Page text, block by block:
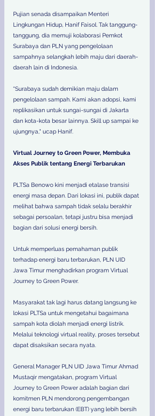
Pujian senada disampaikan Menteri
Lingkungan Hidup, Hanif Faisol. Tak tanggung-
tanggung, dia memuji kolaborasi Pemkot
Surabaya dan PLN yang pengelolaan
sampahnya selangkah lebih maju dari daerah-
daerah lain di Indonesia.
“Surabaya sudah demikian maju dalam
pengelolaan sampah. Kami akan adopsi, kami
replikasikan untuk sungai-sungai di Jakarta
dan kota-kota besar lainnya. Skill up sampai ke
ujungnya," ucap Hanif.
Virtual Journey to Green Power, Membuka
Akses Publik tentang Energi Terbarukan
PLTSa Benowo kini menjadi etalase transisi
energi masa depan. Dari lokasi ini, publik dapat
melihat bahwa sampah tidak selalu berakhir
sebagai persoalan, tetapi justru bisa menjadi
bagian dari solusi energi bersih.
Untuk memperluas pemahaman publik
terhadap energi baru terbarukan, PLN UID
Jawa Timur menghadirkan program Virtual
Journey to Green Power.
Masyarakat tak lagi harus datang langsung ke
lokasi PLTSa untuk mengetahui bagaimana
sampah kota diolah menjadi energi listrik.
Melalui teknologi virtual reality, proses tersebut
dapat disaksikan secara nyata.
General Manager PLN UID Jawa Timur Ahmad
Mustaqir mengatakan, program Virtual
Journey to Green Power adalah bagian dari
komitmen PLN mendorong pengembangan
energi baru terbarukan (EBT) yang lebih bersih